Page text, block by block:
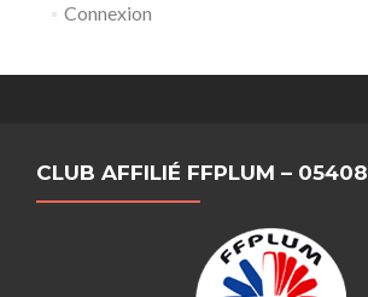
Connexion
CLUB AFFILIÉ FFPLUM – 05408